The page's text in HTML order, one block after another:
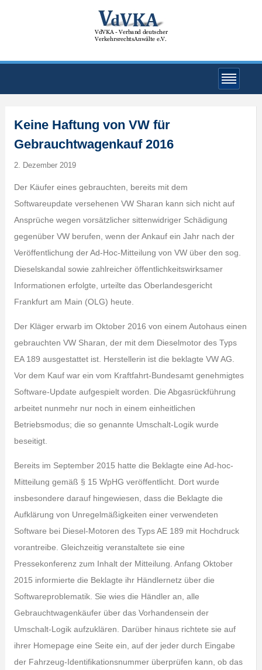
Keine Haftung von VW für
Gebrauchtwagenkauf 2016
2. Dezember 2019
Der Käufer eines gebrauchten, bereits mit dem
Softwareupdate versehenen VW Sharan kann sich nicht auf
Ansprüche wegen vorsätzlicher sittenwidriger Schädigung
gegenüber VW berufen, wenn der Ankauf ein Jahr nach der
Veröffentlichung der Ad-Hoc-Mitteilung von VW über den sog.
Dieselskandal sowie zahlreicher öffentlichkeitswirksamer
Informationen erfolgte, urteilte das Oberlandesgericht
Frankfurt am Main (OLG) heute.
Der Kläger erwarb im Oktober 2016 von einem Autohaus einen
gebrauchten VW Sharan, der mit dem Dieselmotor des Typs
EA 189 ausgestattet ist. Herstellerin ist die beklagte VW AG.
Vor dem Kauf war ein vom Kraftfahrt-Bundesamt genehmigtes
Software-Update aufgespielt worden. Die Abgasrückführung
arbeitet nunmehr nur noch in einem einheitlichen
Betriebsmodus; die so genannte Umschalt-Logik wurde
beseitigt.
Bereits im September 2015 hatte die Beklagte eine Ad-hoc-
Mitteilung gemäß § 15 WpHG veröffentlicht. Dort wurde
insbesondere darauf hingewiesen, dass die Beklagte die
Aufklärung von Unregelmäßigkeiten einer verwendeten
Software bei Diesel-Motoren des Typs AE 189 mit Hochdruck
vorantreibe. Gleichzeitig veranstaltete sie eine
Pressekonferenz zum Inhalt der Mitteilung. Anfang Oktober
2015 informierte die Beklagte ihr Händlernetz über die
Softwareproblematik. Sie wies die Händler an, alle
Gebrauchtwagenkäufer über das Vorhandensein der
Umschalt-Logik aufzuklären. Darüber hinaus richtete sie auf
ihrer Homepage eine Seite ein, auf der jeder durch Eingabe
der Fahrzeug-Identifikationsnummer überprüfen kann, ob das